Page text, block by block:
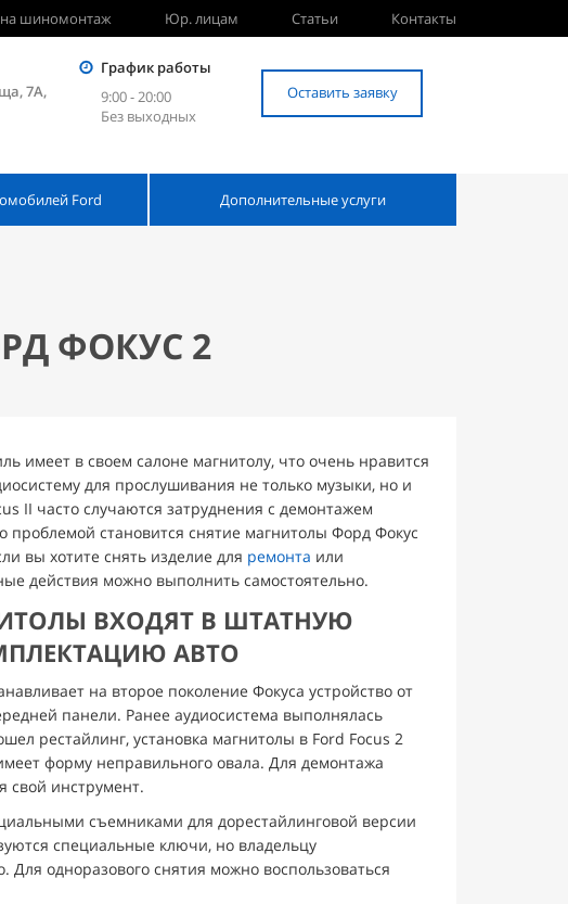
на шиномонтаж Юр. лицам Статьи Контакты
7А,
График работы
9:00 - 20:00
Без выходных
Оставить заявку
Ford Дополнительные услуги
ФОКУС 2
имеет в своем салоне магнитолу, что очень нравится
для прослушивания не только музыки, но и
II часто случаются затруднения с демонтажем
проблемой становится снятие магнитолы Форд Фокус
вы хотите снять изделие для ремонта или
действия можно выполнить самостоятельно.
ВХОДЯТ В ШТАТНУЮ
АВТО
на второе поколение Фокуса устройство от
панели. Ранее аудиосистема выполнялась
рестайлинг, установка магнитолы в Ford Focus 2
форму неправильного овала. Для демонтажа
свой инструмент.
съемниками для дорестайлинговой версии
специальные ключи, но владельцу
одноразового снятия можно воспользоваться